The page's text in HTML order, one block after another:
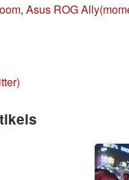
, Asus ROG Ally